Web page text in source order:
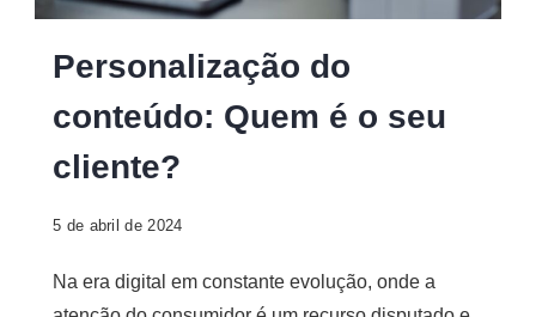
Digital
do
conteúdo
Personalização do
conteúdo: Quem é o seu
cliente?
5 de abril de 2024
Na era digital em constante evolução, onde a